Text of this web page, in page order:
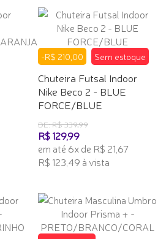
-R$ 210,00 Sem estoque
Chuteira Futsal Indoor
Nike Beco 2 - BLUE
FORCE/BLUE
DE: R$ 339,99
R$ 129,99
em até 6x de R$ 21,67
R$ 123,49 à vista